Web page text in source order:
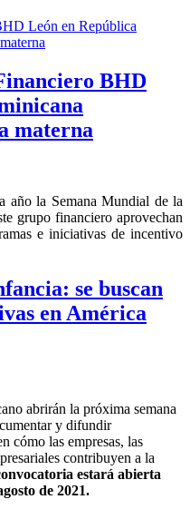
BHD
materna
año la Semana Mundial de la
grupo financiero aprovechan
e iniciativas de incentivo
se buscan
en América
abrirán la próxima semana
y difundir
cómo las empresas, las
contribuyen a la
estará abierta
de 2021.